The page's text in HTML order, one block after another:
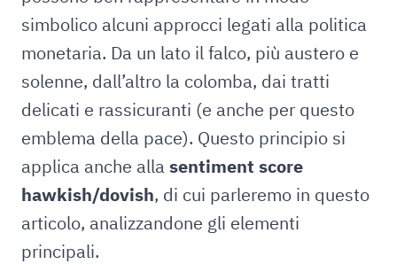
simbolico alcuni approcci legati alla politica
monetaria. Da un lato il falco, più austero e
solenne, dall’altro la colomba, dai tratti
delicati e rassicuranti (e anche per questo
emblema della pace). Questo principio si
applica anche alla sentiment score
hawkish/dovish, di cui parleremo in questo
articolo, analizzandone gli elementi
principali.